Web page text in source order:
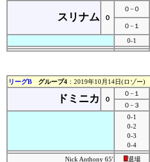
スリナム ０
０−０
０−１
0-1
リーグB グループ4 ：2019年10月14日(ロゾー)
ドミニカ ０
０−１
０−３
0-1
0-2
0-3
0-4
Nick Anthony 65'
退場